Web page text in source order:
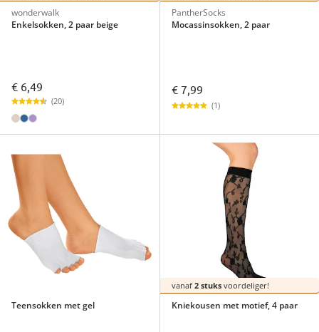
wonderwalk
Enkelsokken, 2 paar beige
€ 6,49
(20)
PantherSocks
Mocassinsokken, 2 paar
€ 7,99
(1)
Teensokken met gel
vanaf 2 stuksvoordeliger!
Kniekousen met motief, 4 paar